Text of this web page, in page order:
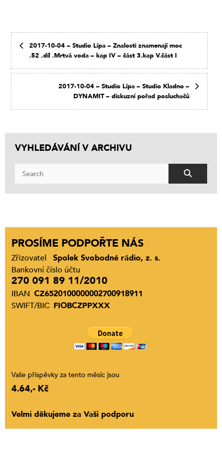
2017-10-04 – Studio Lípa – Znalosti znamenají moc
.52 .díl .Mrtvá voda – kap IV – část 3.kap V.část I
2017-10-04 – Studio Lípa – Studio Kladno –
DYNAMIT – diskuzní pořad posluchačů
VYHLEDÁVÁNÍ V ARCHIVU
PROSÍME PODPOŘTE NÁS
Zřizovatel
Spolek Svobodné rádio, z. s.
Bankovní číslo účtu
270 091 89 11/2010
IBAN CZ6520100000002700918911
SWIFT/BIC FIOBCZPPXXX
Vaše příspěvky za tento měsíc jsou
4.64,- Kč
Velmi děkujeme za Vaši podporu